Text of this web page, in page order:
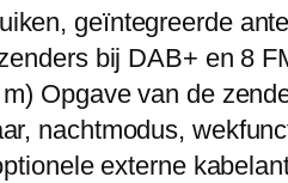
geïntegreerde
bij DAB+ en 8
Opgave van de
nachtmodus,
externe